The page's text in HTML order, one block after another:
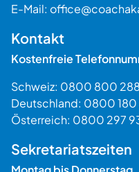
E-Mail:
Kontakt
Kostenfreie
Schweiz: 0800 800 288
Deutschland: 0800
Österreich: 0800 297
Sekretariatszeiten